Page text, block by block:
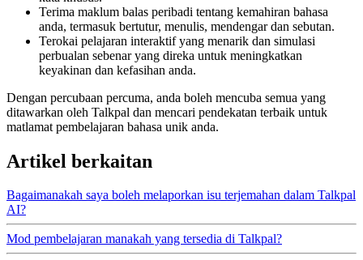
Terima maklum balas peribadi tentang kemahiran bahasa
anda, termasuk bertutur, menulis, mendengar dan sebutan.
Terokai pelajaran interaktif yang menarik dan simulasi
perbualan sebenar yang direka untuk meningkatkan
keyakinan dan kefasihan anda.
Dengan percubaan percuma, anda boleh mencuba semua yang
ditawarkan oleh Talkpal dan mencari pendekatan terbaik untuk
matlamat pembelajaran bahasa unik anda.
Artikel berkaitan
Bagaimanakah saya boleh melaporkan isu terjemahan dalam Talkpal
AI?
Mod pembelajaran manakah yang tersedia di Talkpal?